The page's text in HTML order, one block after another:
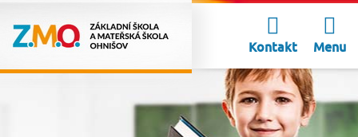
Menu
Kontakt